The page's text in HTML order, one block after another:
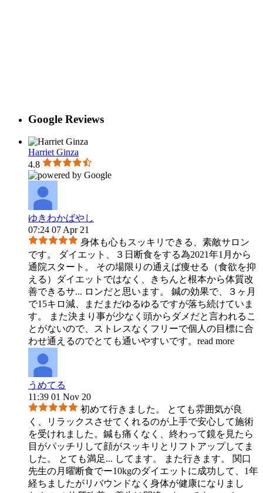
Google Reviews
Harriet Ginza
4.8
ゆきわかばやし
07:24 07 Apr 21
身体も心もスッキリできる、素敵サロン
です。 ダイエット、３日断食をする為2021年1月から
通院スタート。 その場限りの通えば痩せる（食欲を抑
える）ダイエットではなく、きちんと根本から体質改
善できるサ... ロンだと思います。 鍼の効果で、３ヶ月
で15キロ減、まだまだゆるゆるですが落ち続けていま
す。 また決まり事が少なく頭からダメだと言われるこ
とがないので、ストレスなくフリーで個人の目標に合
わせ通えるのでとても通いやすいです。 read more
うめてる
11:39 01 Nov 20
初めて行きました。 とても雰囲気が良
く、リラックスさせてくれるのが上手で安心して施術
を受けれました。鍼も痛くなく、終わって鏡を見たら
目がパッチリして顔がスッキリとリフトアップしてま
した。 とても満足... してます。 また行きます。 関口
先生の月曜断食でー10kgのダイエットに成功して、1年
経ちましたがリバウンドなく身体が健康になりまし